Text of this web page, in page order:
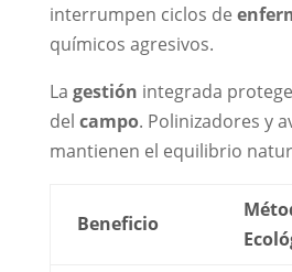
interrumpen ciclos de
químicos agresivos.
La gestión integrada
del campo. Polinizadores y
mantienen el equilibrio
Beneficio